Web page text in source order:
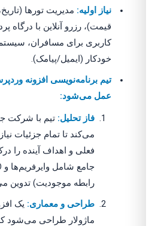
نیاز اولیه: مدیریت تورها
قیمت)، رزرو آنلاین با درگاه
کاربری برای مسافران،
خودکار (ایمیل/پیامک).
تیم برنامه‌نویسی افزونه
عمل می‌شود:
فاز تحلیل: تیم با شرکت
می‌کند تا تمام جزئیات
فعلی و اهداف آینده را
رابطه موجودیت) تدوین
طراحی و معماری: یک
ماژولار طراحی می‌شود